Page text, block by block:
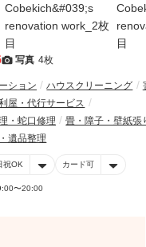
写真 4枚
ション ハウスクリーニング
屋・代行サービス
・蛇口修理
畳・障子・壁紙張
遺品整理
祝OK カード可
〜20:00